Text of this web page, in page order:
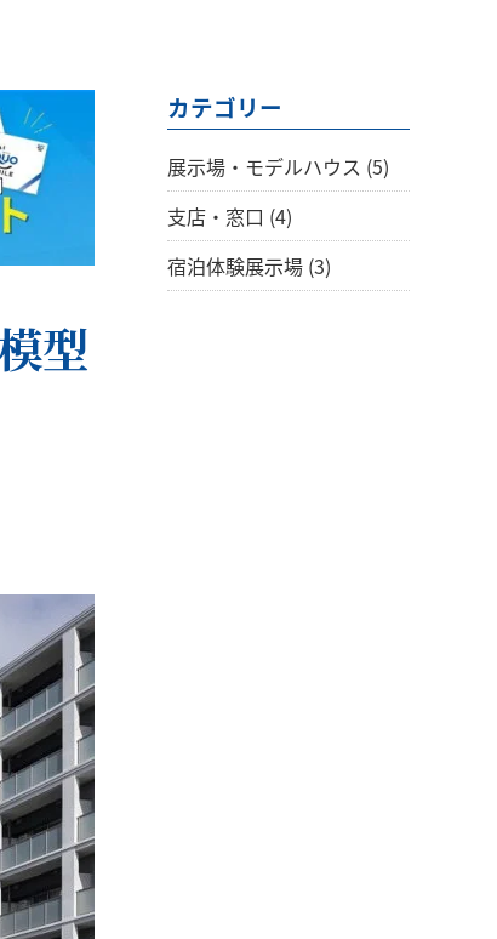
型
カテゴリー
展示場・モデルハウス (5)
支店・窓口 (4)
宿泊体験展示場 (3)